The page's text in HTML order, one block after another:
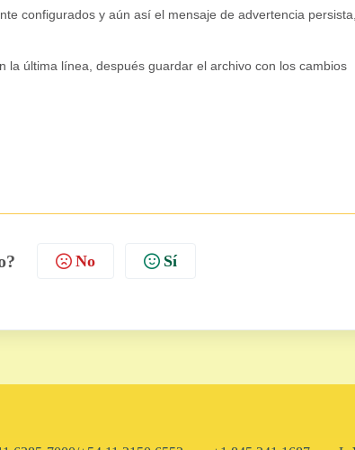
configurados y aún así el mensaje de advertencia
la última línea, después guardar el archivo con los cambios
No Sí